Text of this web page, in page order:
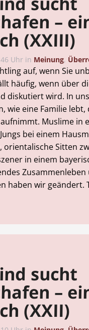
–
(XXIII)
Uhr in Meinung,
auf, wenn Sie
häufig, wenn über
diskutiert wird. In
wie eine Familie lebt,
Muslime in
bei einem
orientalische Sitten
in einem
Zusammenleben
haben wir geändert.
sucht
–
(XXII)